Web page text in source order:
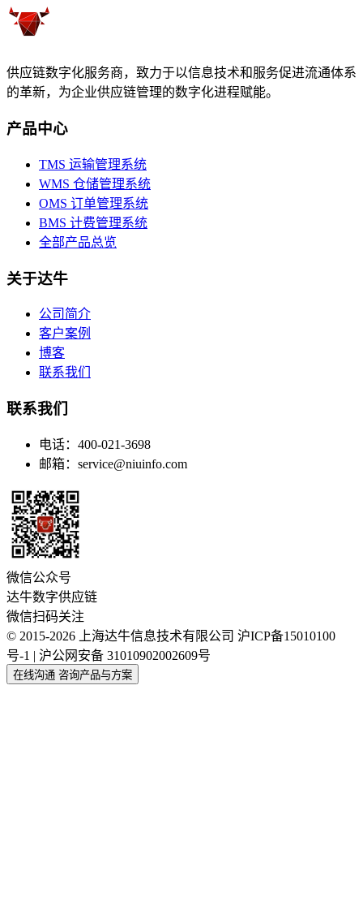
供应链数字化服务商，致力于以信息技术和服务促进流通体系
的革新，为企业供应链管理的数字化进程赋能。
产品中心
TMS 运输管理系统
WMS 仓储管理系统
OMS 订单管理系统
BMS 计费管理系统
全部产品总览
关于达牛
公司简介
客户案例
博客
联系我们
联系我们
电话：400-021-3698
邮箱：service@niuinfo.com
微信公众号
达牛数字供应链
微信扫码关注
© 2015-2026 上海达牛信息技术有限公司 沪ICP备15010100
号-1 | 沪公网安备 31010902002609号
在线沟通 咨询产品与方案